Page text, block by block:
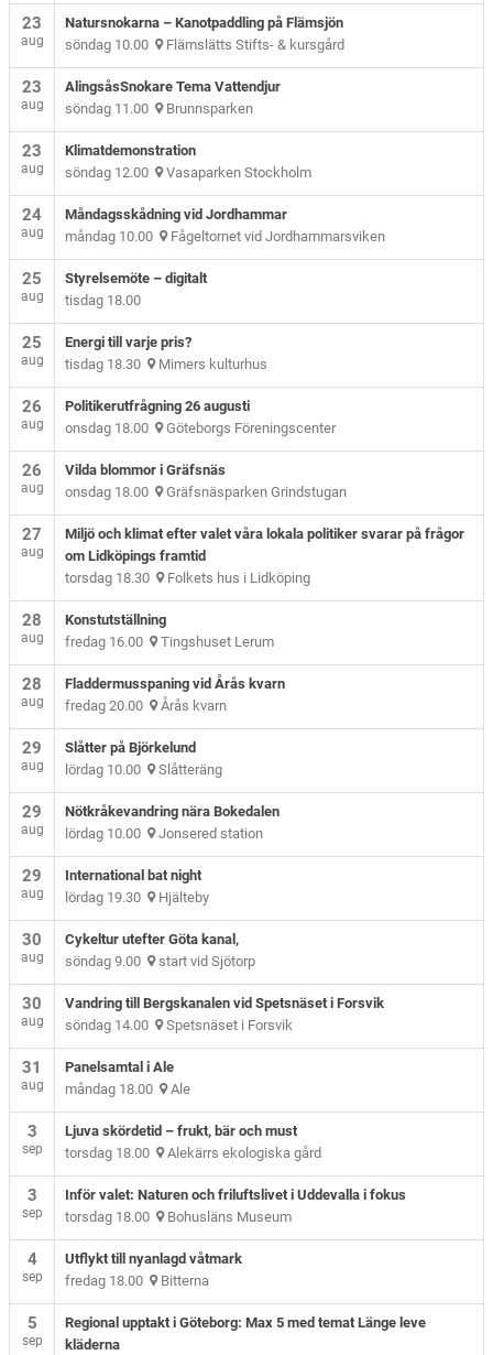
23
aug
Natursnokarna – Kanotpaddling på Flämsjön
söndag 10.00 Flämslätts Stifts- & kursgård
23
aug
AlingsåsSnokare Tema Vattendjur
söndag 11.00 Brunnsparken
23
aug
Klimatdemonstration
söndag 12.00 Vasaparken Stockholm
24
aug
Måndagsskådning vid Jordhammar
måndag 10.00 Fågeltornet vid Jordhammarsviken
25
aug
Styrelsemöte – digitalt
tisdag 18.00
25
aug
Energi till varje pris?
tisdag 18.30 Mimers kulturhus
26
aug
Politikerutfrågning 26 augusti
onsdag 18.00 Göteborgs Föreningscenter
26
aug
Vilda blommor i Gräfsnäs
onsdag 18.00 Gräfsnäsparken Grindstugan
27
aug
Miljö och klimat efter valet våra lokala politiker svarar på frågor
om Lidköpings framtid
torsdag 18.30 Folkets hus i Lidköping
28
aug
Konstutställning
fredag 16.00 Tingshuset Lerum
28
aug
Fladdermusspaning vid Årås kvarn
fredag 20.00 Årås kvarn
29
aug
Slåtter på Björkelund
lördag 10.00 Slåtteräng
29
aug
Nötkråkevandring nära Bokedalen
lördag 10.00 Jonsered station
29
aug
International bat night
lördag 19.30 Hjälteby
30
aug
Cykeltur utefter Göta kanal,
söndag 9.00 start vid Sjötorp
30
aug
Vandring till Bergskanalen vid Spetsnäset i Forsvik
söndag 14.00 Spetsnäset i Forsvik
31
aug
Panelsamtal i Ale
måndag 18.00 Ale
3
sep
Ljuva skördetid – frukt, bär och must
torsdag 18.00 Alekärrs ekologiska gård
3
sep
Inför valet: Naturen och friluftslivet i Uddevalla i fokus
torsdag 18.00 Bohusläns Museum
4
sep
Utflykt till nyanlagd våtmark
fredag 18.00 Bitterna
5
sep
Regional upptakt i Göteborg: Max 5 med temat Länge leve
kläderna